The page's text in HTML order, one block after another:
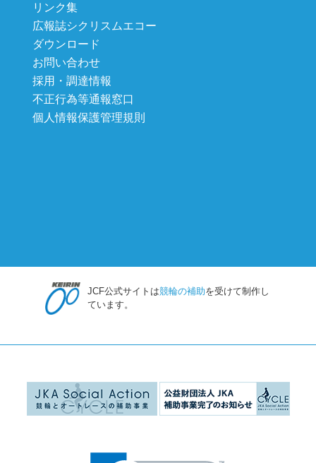
リンク集
広報誌シクリスムエコー
ダウンロード
お問い合わせ
採用・調達情報
不正行為等通報窓口
個人情報保護管理規則
JCF公式サイトは競輪の補助を受けて制作し
ています。